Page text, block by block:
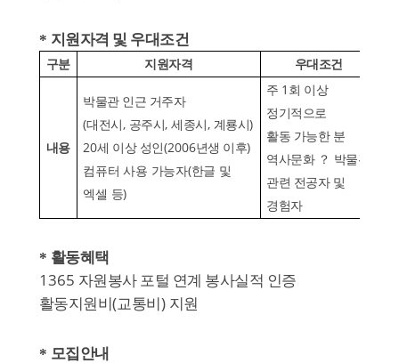
* 지원자격 및 우대조건
구분 지원자격 우대조건
내용
박물관 인근 거주자
(대전시 , 공주시 ,세종시 , 계룡시)
20세 이상 성인 (2006년생 이후)
컴퓨터 사용 가능자(한글 및
엑셀 등)
주 1 회 이상
정기적으로
활동 가능한 분
역사문화 ？ 박물관
관련 전공자 및
경험자
* 활동혜택
1365 자원봉사 포털 연계 봉사실적 인증
활동지원비(교통비) 지원
* 모집안내